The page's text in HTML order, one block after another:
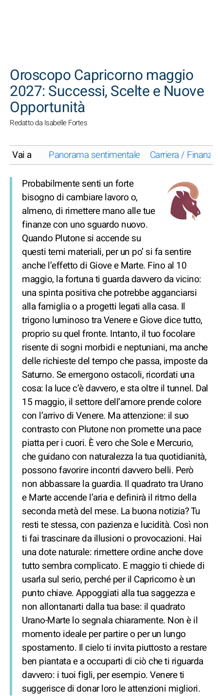
Oroscopo Capricorno maggio
2027: Successi, Scelte e Nuove
Opportunità
Redatto da Isabelle Fortes
Vai a Panorama sentimentale Carriera / Finanze
Probabilmente senti un forte
bisogno di cambiare lavoro o,
almeno, di rimettere mano alle tue
finanze con uno sguardo nuovo.
Quando Plutone si accende su
questi temi materiali, per un po’ si fa sentire
anche l’effetto di Giove e Marte. Fino al 10
maggio, la fortuna ti guarda davvero da vicino:
una spinta positiva che potrebbe agganciarsi
alla famiglia o a progetti legati alla casa. Il
trigono luminoso tra Venere e Giove dice tutto,
proprio su quel fronte. Intanto, il tuo focolare
risente di sogni morbidi e neptuniani, ma anche
delle richieste del tempo che passa, imposte da
Saturno. Se emergono ostacoli, ricordati una
cosa: la luce c’è davvero, e sta oltre il tunnel. Dal
15 maggio, il settore dell’amore prende colore
con l’arrivo di Venere. Ma attenzione: il suo
contrasto con Plutone non promette una pace
piatta per i cuori. È vero che Sole e Mercurio,
che guidano con naturalezza la tua quotidianità,
possono favorire incontri davvero belli. Però
non abbassare la guardia. Il quadrato tra Urano
e Marte accende l’aria e definirà il ritmo della
seconda metà del mese. La buona notizia? Tu
resti te stessa, con pazienza e lucidità. Così non
ti fai trascinare da illusioni o provocazioni. Hai
una dote naturale: rimettere ordine anche dove
tutto sembra complicato. E maggio ti chiede di
usarla sul serio, perché per il Capricorno è un
punto chiave. Appoggiati alla tua saggezza e
non allontanarti dalla tua base: il quadrato
Urano-Marte lo segnala chiaramente. Non è il
momento ideale per partire o per un lungo
spostamento. Il cielo ti invita piuttosto a restare
ben piantata e a occuparti di ciò che ti riguarda
davvero: i tuoi figli, per esempio. Venere ti
suggerisce di donar loro le attenzioni migliori.